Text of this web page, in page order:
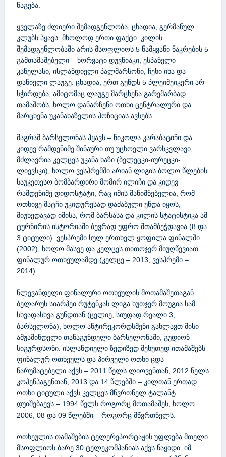
წაგება.
ყველაზე ძლიერი შემადგენლობა, ცხადია, გერმანულ
კლუბს ჰყავს. მხოლოდ ერთი ფაქტი: კილის
შემადგენლობაში არის მსოფლიოს 5 წამყვანი ნაკრების 5
გამთამაშებელი – ხორვატი დუვნიაკი, ესპანელი
კანელასი, ისლანდიელი პალმარსონი, ჩეხი იხა და
დანიელი ლაუგე. ცხადია, ერთ გუნდს 5 პლეიმეიკერი არ
სჭირდება, ამიტომაც ლაუგე მარცხენა გარემარბად
თამაშობს, ხოლო დანარჩენი ოთხი ცენტრალური და
მარცხენა უკანახაზელის პოზიციას ავსებს.
მაგრამ ბარსელონას ჰყავს – ნიკოლა კარაბატიჩი და
კიდევ რამდენიმე შინაური თუ უცხოელი ვარსკვლავი,
მძლავრია კელცეს უკანა ხაზი (ბელეცკი-იურეცკი-
ლიევსკი), ხოლო ვესპრემში არიან ლიგის ბოლო წლების
საუკეთესო ბომბარდირი მომირ ილიჩი და კიდევ
რამდენიმე დიდოსტატი, რაც იმის მანიშნებელია, რომ
ოთხივე მატჩი უკიდურესად დაძაბული უნდა იყოს,
მიუხედავად იმისა, რომ ბარსასა და კილის სტატისტიკა ამ
ტურნირის ისტორიაში ბევრად უფრო შთამბეჭდავია (8 და
3 ტიტული). ვესპრემი სულ ერთხელ ყოფილა ფინალში
(2002), ხოლო მასვე და კელცეს თითოჯერ მიუღწევიათ
ფინალურ ოთხეულამდე (კელცე – 2013, ვესპრემი –
2014).
წლევანდელი ფინალური ოთხეულის მოთამაშეთაგან
ბელარუს სიარჰეი რუტენკას ლიგა ხუთჯერ მოუგია სამ
სხვადასხვა გუნდთან (ცელიე, სიუდად რეალი 3,
ბარსელონა), ხოლო ანტირეკორდსმენი გახლავთ მისი
ამჟამინდელი თანაგუნდელი ბარსელონაში, გუდიონ
სიგურდსონი. ისლანდიელი ზედიზედ მეხუთედ ითამაშებს
ფინალურ ოთხეულს და პირველი ოთხი ცდა
წარუმატებელი აქვს – 2011 წელს ლიოვენთან, 2012 წელს
კოპენჰაგენთან, 2013 და 14 წლებში – კილთან ერთად.
ოთხი ტიტული აქვს კელცეს მწვრთნელ ტალანტ
დუიშებაევს – 1994 წელს როგორც მოთამაშეს, ხოლო
2006, 08 და 09 წლებში – როგორც მწვრთნელს.
ოთხეულის თამაშების ტელერეპორტაჟის უფლება მთელი
მსოფლიოს ბარე 30 ტელეკომპანიას აქვს ნაყიდი. იმ